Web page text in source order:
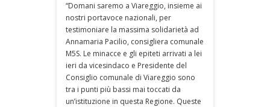
“Domani saremo a Viareggio, insieme ai
nostri portavoce nazionali, per
testimoniare la massima solidarietà ad
Annamaria Pacilio, consigliera comunale
M5S. Le minacce e gli epiteti arrivati a lei
ieri da vicesindaco e Presidente del
Consiglio comunale di Viareggio sono
tra i punti più bassi mai toccati da
un’istituzione in questa Regione. Queste